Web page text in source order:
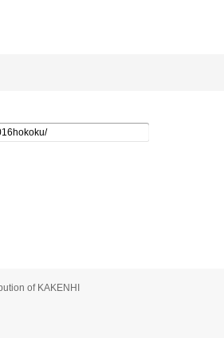
of KAKENHI